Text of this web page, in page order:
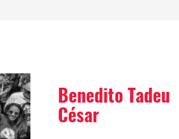
Benedito Tadeu
César